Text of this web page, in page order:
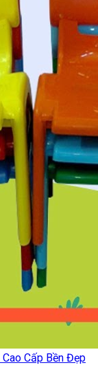
Cấp Bền Đẹp